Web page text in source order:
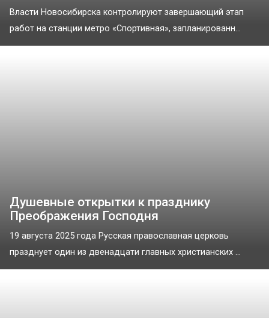
Власти Новосибирска контролируют завершающий этап
работ на станции метро «Спортивная», запланированн...
Душевные открытки к празднику
Преображения Господня
19 августа 2025 года Русская православная церковь
празднует один из двенадцати главных христианских ...